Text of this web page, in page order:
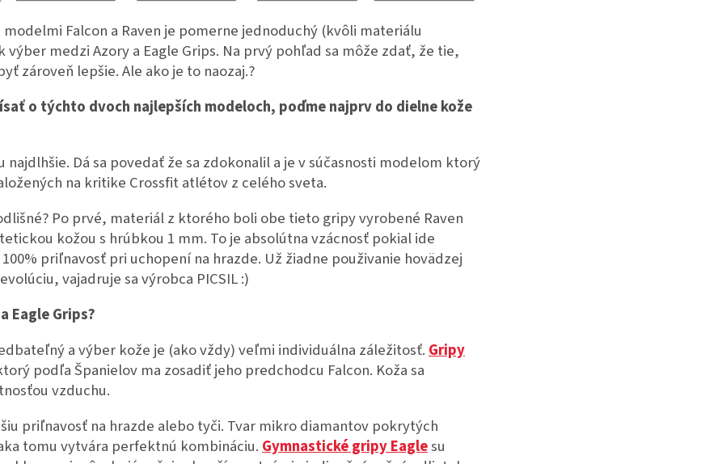
Falcon a Raven je pomerne jednoduchý (kvôli materiálu
medzi Azory a Eagle Grips. Na prvý pohľad sa môže zdať, že tie,
zároveň lepšie. Ale ako je to naozaj.?
o týchto dvoch najlepších modeloch, poďme najprv do dielne kože
najdlhšie. Dá sa povedať že sa zdokonalil a je v súčasnosti modelom ktorý
na kritike Crossfit atlétov z celého sveta.
Po prvé, materiál z ktorého boli obe tieto gripy vyrobené Raven
kožou s hrúbkou 1 mm. To je absolútna vzácnosť pokial ide
priľnavosť pri uchopení na hrazde. Už žiadne použivanie hovädzej
vajadruje sa výrobca PICSIL :)
Eagle Grips?
a výber kože je (ako vždy) veľmi individuálna záležitosť. Gripy
podľa Španielov ma zosadiť jeho predchodcu Falcon. Koža sa
vzduchu.
priľnavosť na hrazde alebo tyči. Tvar mikro diamantov pokrytých
tomu vytvára perfektnú kombináciu. Gymnastické gripy Eaglesu